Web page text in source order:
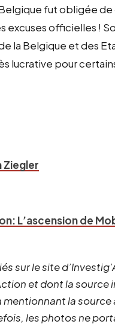
fut obligée de
officielles !
la Belgique et des
lucrative pour
Ziegler
L’ascension de
sur le site
et dont la source
la
les photos ne